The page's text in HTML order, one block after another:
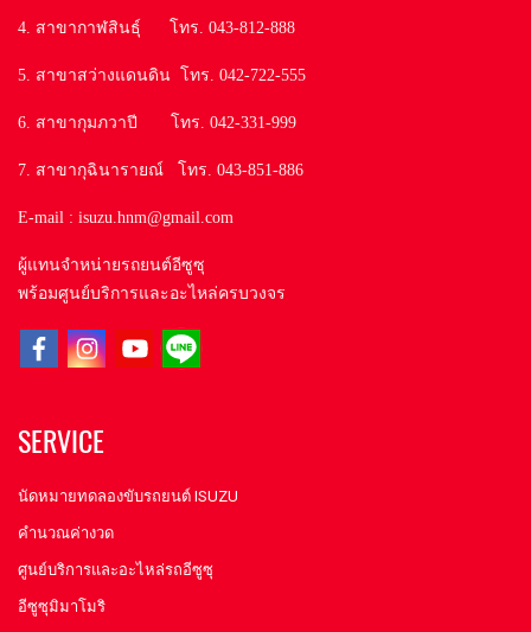
4. สาขากาฬสินธุ์ โทร. 043-812-888
5. สาขาสว่างแดนดิน โทร. 042-722-555
6. สาขากุมภวาปี โทร. 042-331-999
7. สาขากุฉินารายณ์ โทร. 043-851-886
E-mail : isuzu.hnm@gmail.com
ผู้แทนจำหน่ายรถยนต์อีซูซุ
พร้อมศูนย์บริการและอะไหล่ครบวงจร
SERVICE
นัดหมายทดลองขับรถยนต์ ISUZU
คำนวณค่างวด
ศูนย์บริการและอะไหล่รถอีซูซุ
อีซูซุมิมาโมริ